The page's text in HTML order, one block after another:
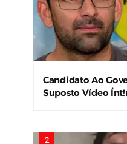
Candidato Ao
Suposto Vídeo